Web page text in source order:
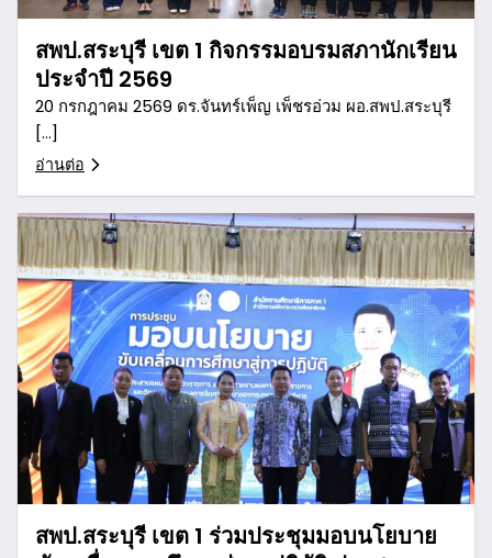
สพป.สระบุรี เขต 1 กิจกรรมอบรมสภานักเรียน
ประจำปี 2569
20 กรกฎาคม 2569 ดร.จันทร์เพ็ญ เพ็ชรอ่วม ผอ.สพป.สระบุรี
[…]
อ่านต่อ
สพป.สระบุรี เขต 1 ร่วมประชุมมอบนโยบาย